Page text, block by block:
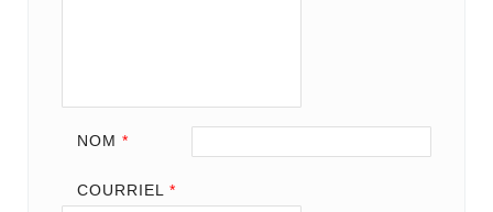
NOM *
COURRIEL *